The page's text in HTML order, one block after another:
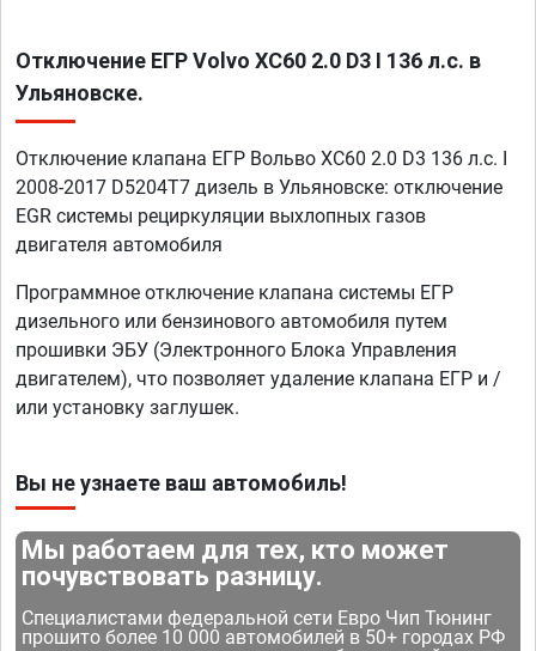
Отключение ЕГР Volvo XC60 2.0 D3 I 136 л.с. в
Ульяновске.
Отключение клапана ЕГР Вольво XC60 2.0 D3 136 л.с. I
2008-2017 D5204T7 дизель в Ульяновске: отключение
EGR системы рециркуляции выхлопных газов
двигателя автомобиля
Программное отключение клапана системы ЕГР
дизельного или бензинового автомобиля путем
прошивки ЭБУ (Электронного Блока Управления
двигателем), что позволяет удаление клапана ЕГР и /
или установку заглушек.
Вы не узнаете ваш автомобиль!
Мы работаем для тех, кто может
почувствовать разницу.
Специалистами федеральной сети Евро Чип Тюнинг
прошито более 10 000 автомобилей в 50+ городах РФ